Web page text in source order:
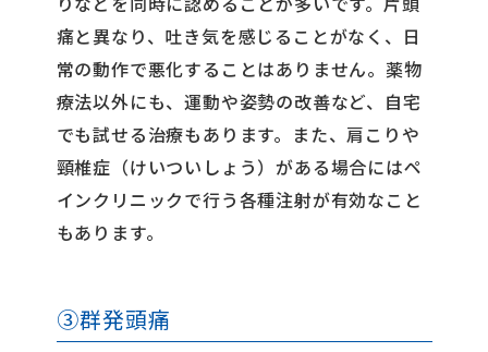
痛と異なり、吐き気を感じることがなく、日
常の動作で悪化することはありません。薬物
療法以外にも、運動や姿勢の改善など、自宅
でも試せる治療もあります。また、肩こりや
頸椎症（けいついしょう）がある場合にはペ
インクリニックで行う各種注射が有効なこと
もあります。
③群発頭痛